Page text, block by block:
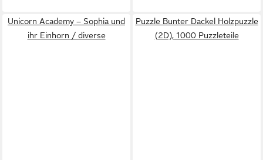
Unicorn Academy – Sophia und
ihr Einhorn / diverse
Puzzle Bunter Dackel Holzpuzzle
(2D), 1000 Puzzleteile